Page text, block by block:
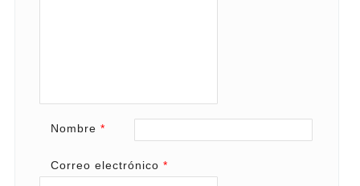
Nombre *
Correo electrónico *